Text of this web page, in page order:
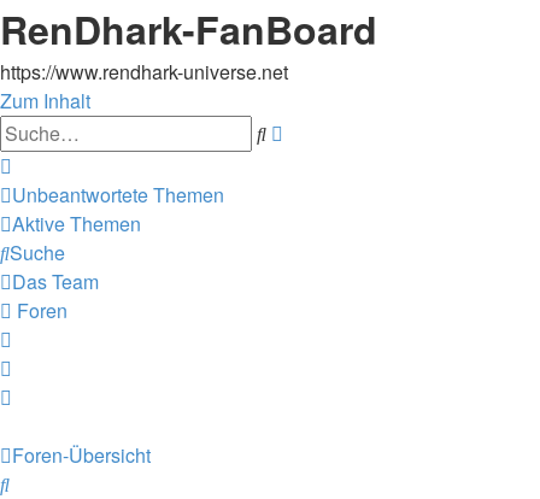
RenDhark-FanBoard
https://www.rendhark-universe.net
Zum Inhalt
Suche
Unbeantwortete Themen
Aktive Themen
Suche
Das Team
Foren
Foren-Übersicht
Suche